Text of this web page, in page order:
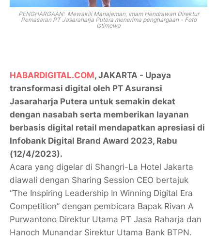
PENGHARGAAN: Mewakili Manajeman, Imam Hendrawan Direktur
Pemasaran PT Jasaraharja Putera menerima penghargaan - Foto
Istimewa
HABARDIGITAL.COM, JAKARTA - Upaya
transformasi digital oleh PT Asuransi
Jasaraharja Putera untuk semakin dekat
dengan nasabah serta memberikan layanan
berbasis digital retail mendapatkan apresiasi di
Infobank Digital Brand Award 2023, Rabu
(12/4/2023).
Acara yang digelar di Shangri-La Hotel Jakarta
diawali dengan Sharing Session CEO bertajuk
“The Inspiring Leadership In Winning Digital Era
Competition” dengan pembicara Bapak Rivan A
Purwantono Direktur Utama PT Jasa Raharja dan
Hanoch Munandar Sirektur Utama Bank BTPN.